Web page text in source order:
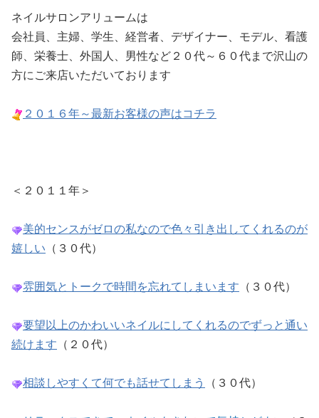
ネイルサロンアリュームは
会社員、主婦、学生、経営者、デザイナー、モデル、看護
師、栄養士、外国人、男性など２０代～６０代まで沢山の
方にご来店いただいております
２０１６年～最新お客様の声はコチラ
＜２０１１ 年＞
美的センスがゼロの私なので色々引き出してくれるのが
嬉しい （３０代）
雰囲気とトークで時間を忘れてしまいます （３０代）
要望以上のかわいいネイルにしてくれるのでずっと通い
続けます （２０代）
相談しやすくて何でも話せてしまう （３０代）